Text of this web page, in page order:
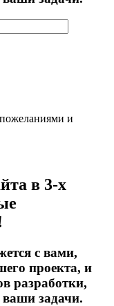
и
в 3-х
с вами,
проекта, и
разработки,
задачи.